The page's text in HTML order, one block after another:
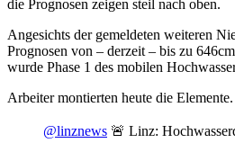
die Prognosen zeigen steil nach oben.
Angesichts der gemeldeten weiteren
Prognosen von – derzeit – bis zu
wurde Phase 1 des mobilen
Arbeiter montierten heute die Elemente.
@linznews 🚨 Linz: